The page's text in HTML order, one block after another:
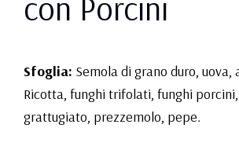
Sfoglia: Semola di grano duro, uova,
Ricotta, funghi trifolati, funghi
grattugiato, prezzemolo, pepe.